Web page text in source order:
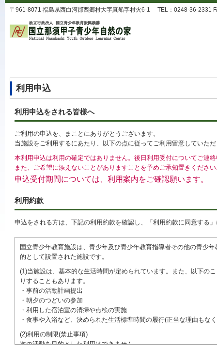
〒961-8071 福島県西白河郡西郷村大字真船字村火6-1 TEL：0248-36-2331
利用申込
利用申込をされる皆様へ
ご利用の申込を、まことにありがとうございます。
当施設をご利用するにあたり、以下の点に従ってご利用留意していた
本利用申込は利用の確定ではありません。後日利用受付についてご連
また、ご希望に添えないことがありますことを予めご承知置きくださ
申込受付期間については、利用案内をご確認願います。
利用約款
申込をされる方は、下記の利用約款を確認し、「利用約款に同意する
国立青少年教育施設は、青少年及び青少年教育指導者その他の青少
的として設置された施設です。
(1)当施設は、基本的な生活時間が定められています。また、以下の
りすることもあります。
・事前の活動計画提出
・朝夕のつどいの参加
・利用した宿泊室の清掃や点検の実施
・食事や入浴など、決められた生活標準時間の履行(正当な理由も
(2)利用の制限(禁止事項)
次の活動を目的とした利用はできません。